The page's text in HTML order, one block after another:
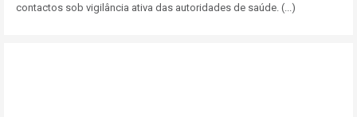
contactos sob vigilância ativa das autoridades de saúde. (...)